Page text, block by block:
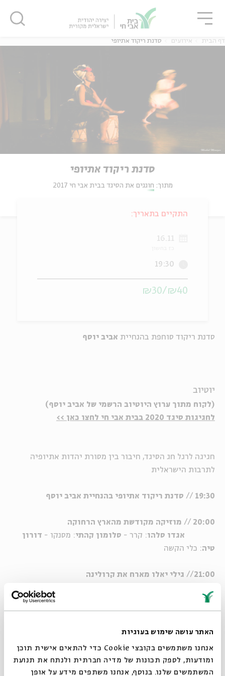
האתר עושה שימוש בעוגיות
אנחנו משתמשים בקובצי Cookie כדי להתאים אישית תוכן
ומודעות, לספק תכונות של מדיה חברתית ולנתח את תנועת
המשתמשים שלנו. בנוסף, אנחנו משתפים מידע על אופן
דף הבית אירועים סדנת ריקוד אתיופי
סדנת ריקוד אתיופי
מתוך: חוגגים את הסיגד בבית אבי חי 2017
סדנת ריקוד סוחפת בהנחיית אביב יוסף
יוטיוב
(לקוח מתוך ערוץ היוטיוב הרשמי של אביב יוסף)
לחגיגות סיגד 2020 בבית אבי חי לחצו כאן >>
חגיגה לרגל חג הסיגד, חיבור בין מסורת יהדות אתיופיה
לתרבות הישראלית
19:30
// סדנת ריקוד אתיופי בהנחיית אביב יוסף
20:00
// מוזיקה מקודשת מהארץ הרחוקה
אגדו סלהו: קרר - סלומון קהתי: מסנקו - דורון
טיה: כלי הקשה
21:00
// גילי יאלו מארח את קרולינה
התקיים בתאריך:
16.11
19:30
₪40/₪30
סגור